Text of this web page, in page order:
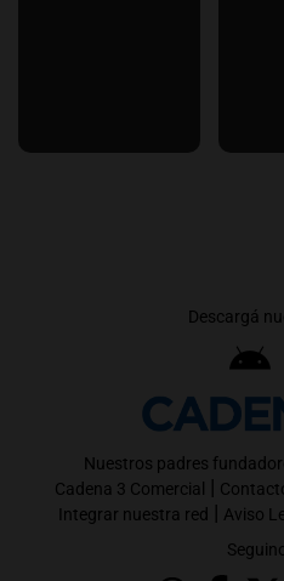
Descargá
Nuestros padres
Cadena 3 Comercial |
Integrar nuestra red | Aviso